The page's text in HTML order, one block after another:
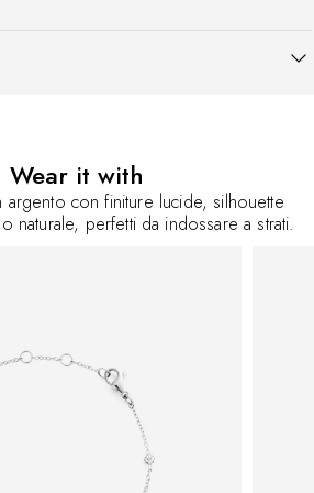
Wear it with
argento con finiture lucide, silhouette
naturale, perfetti da indossare a strati.